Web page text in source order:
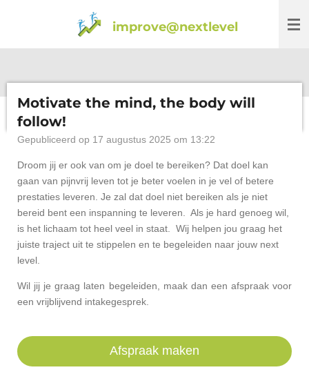
improve@nextlevel
Motivate the mind, the body will
follow!
Gepubliceerd op 17 augustus 2025 om 13:22
Droom jij er ook van om je doel te bereiken? Dat doel kan
gaan van pijnvrij leven tot je beter voelen in je vel of betere
prestaties leveren. Je zal dat doel niet bereiken als je niet
bereid bent een inspanning te leveren. Als je hard genoeg wil,
is het lichaam tot heel veel in staat. Wij helpen jou graag het
juiste traject uit te stippelen en te begeleiden naar jouw next
level.
Wil jij je graag laten begeleiden, maak dan een afspraak voor
een vrijblijvend intakegesprek.
Afspraak maken